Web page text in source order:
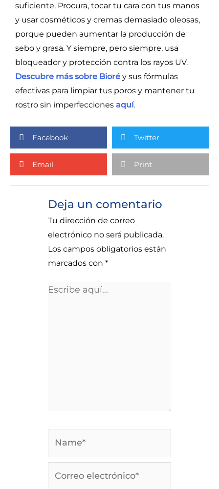
suficiente. Procura, tocar tu cara con tus manos
y usar cosméticos y cremas demasiado oleosas,
porque pueden aumentar la producción de
sebo y grasa. Y siempre, pero siempre, usa
bloqueador y protección contra los rayos UV.
Descubre más sobre Bioré y sus fórmulas
efectivas para limpiar tus poros y mantener tu
rostro sin imperfecciones aquí.
Facebook Twitter
Email Print
Deja un comentario
Tu dirección de correo
electrónico no será publicada.
Los campos obligatorios están
marcados con *
Escribe